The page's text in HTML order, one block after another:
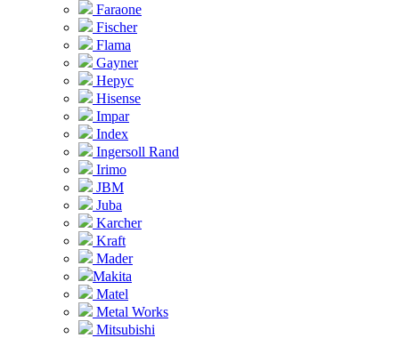
Faraone
Fischer
Flama
Gayner
Hepyc
Hisense
Impar
Index
Ingersoll Rand
Irimo
JBM
Juba
Karcher
Kraft
Mader
Makita
Matel
Metal Works
Mitsubishi